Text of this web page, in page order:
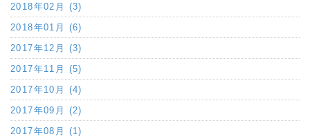
2018年02月 (3)
2018年01月 (6)
2017年12月 (3)
2017年11月 (5)
2017年10月 (4)
2017年09月 (2)
2017年08月 (1)